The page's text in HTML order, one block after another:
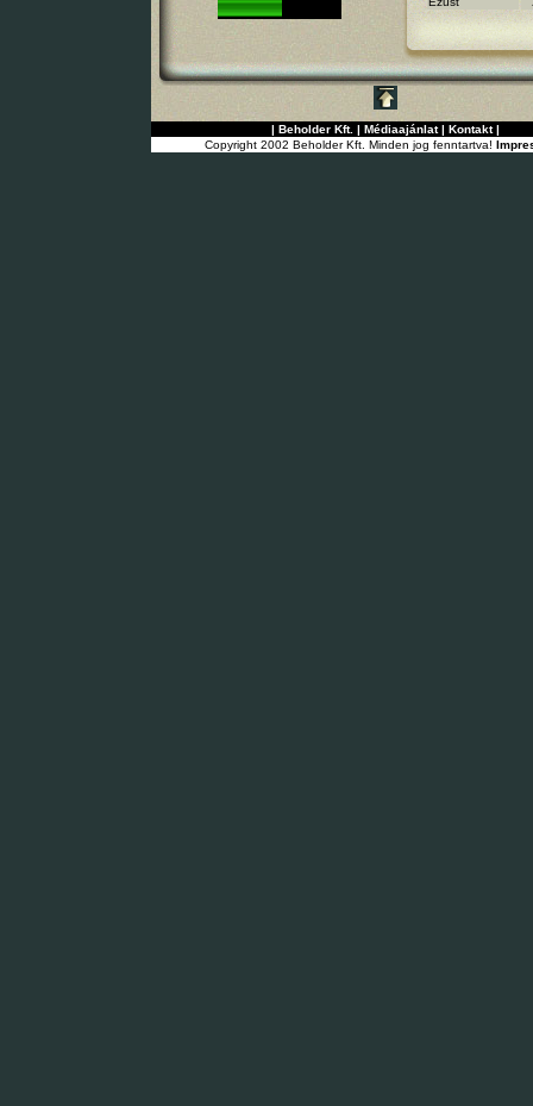
| Beholder Kft. | Médiaajánlat| Kontakt|
Copyright 2002 Beholder Kft. Minden jog fenntartva!